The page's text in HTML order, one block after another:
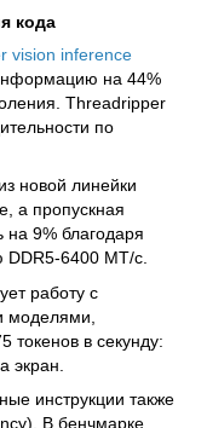
кода
vision inference
на 44%
Threadripper
по
новой линейки
а пропускная
на 9% благодаря
DDR5-6400 МТ/с.
работу с
моделями,
токенов в секунду:
экран.
инструкции также
В бенчмарке